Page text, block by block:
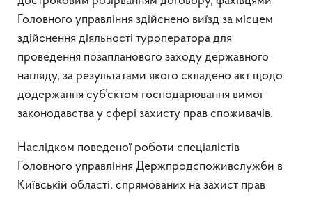
Головного управління здійснено виїзд за місцем
здійснення діяльності туроператора для
проведення позапланового заходу державного
нагляду, за результатами якого складено акт щодо
додержання суб’єктом господарювання вимог
законодавства у сфері захисту прав споживачів.
Наслідком поведеної роботи спеціалістів
Головного управління Держпродспоживслужби в
Київській області, спрямованих на захист прав